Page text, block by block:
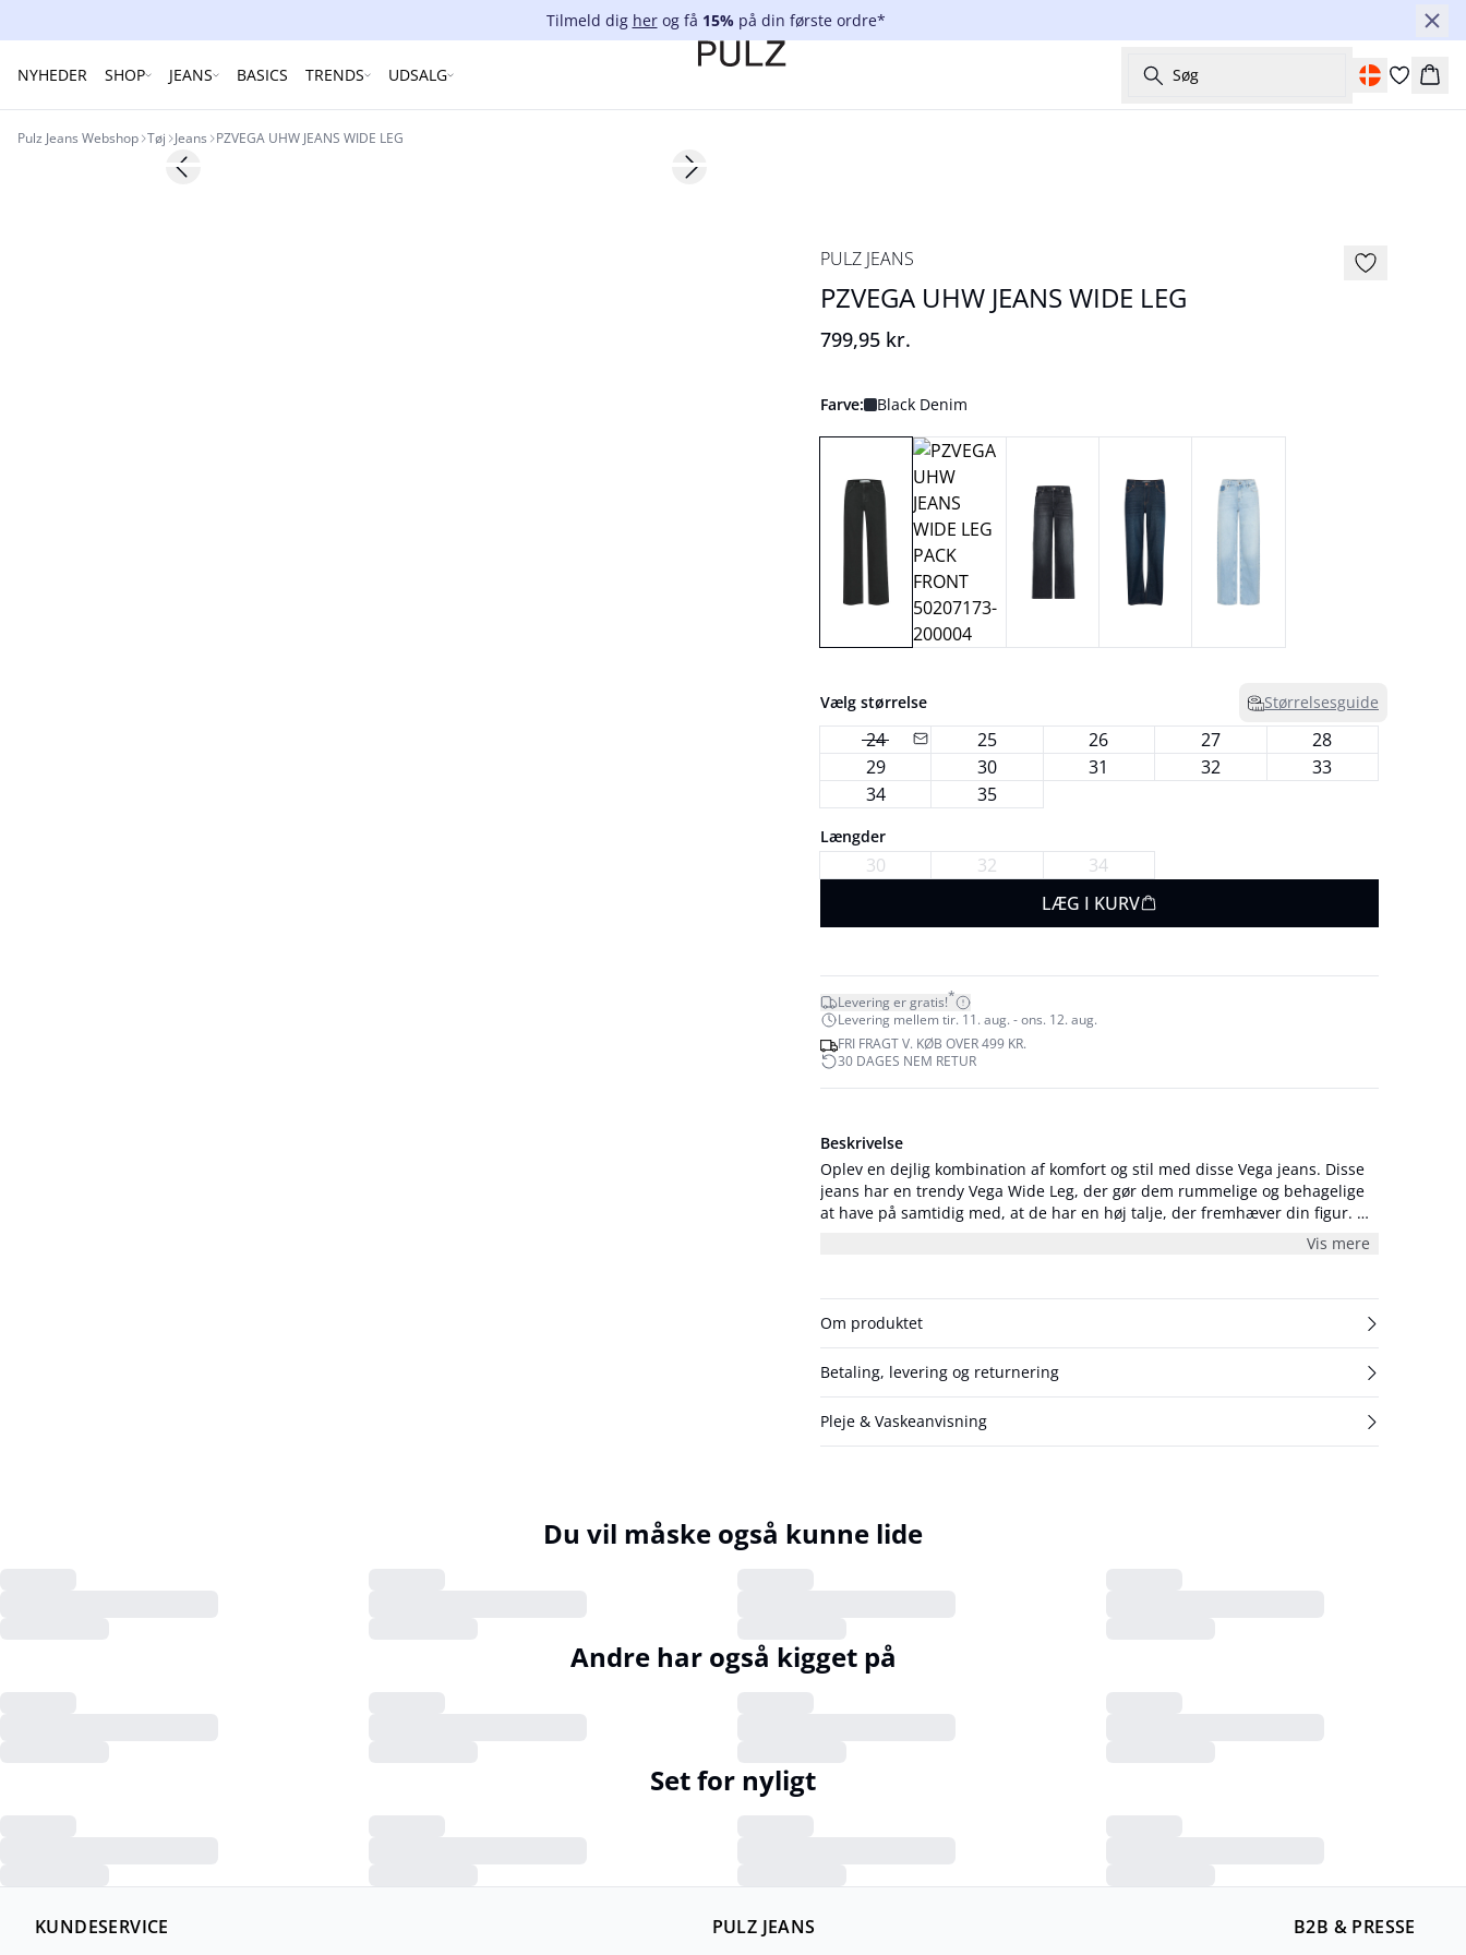
Tilmeld dig herog få 15%på din første ordre*
NYHEDER SHOP JEANS BASICS TRENDS UDSALG Søg Kurv
Pulz Jeans Webshop Tøj Jeans PZVEGA UHW JEANS WIDE LEG
Previous slide Next slide
PULZ JEANS
PZVEGA UHW JEANS WIDE LEG
799,95 kr.
Farve: Black Denim
Vælg størrelse Størrelsesguide
24 25 26 27
28
29
30 31 32
33
34
35
Længder
30 32
34
LÆG I KURV
Levering er gratis!*
Levering mellem tir. 11. aug. - ons. 12. aug.
FRI FRAGT V. KØB OVER 499 KR.
30 DAGES NEM RETUR
Beskrivelse
Oplev en dejlig kombination af komfort og stil med disse Vega jeans. Disse
jeans har en trendy Vega Wide Leg, der gør dem rummelige og behagelige
at have på samtidig med, at de har en høj talje, der fremhæver din figur. Du
kan style dem med en lækker skjorte eller en simpel T-shirt for et afslappet
Vis mere
Om produktet
Betaling, levering og returnering
Pleje & Vaskeanvisning
Du vil måske også kunne lide
Andre har også kigget på
Set for nyligt
KUNDESERVICE
PULZ JEANS
B2B & PRESSE